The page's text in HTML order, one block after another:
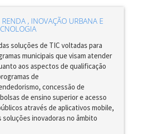
, INOVAÇÃO URBANA E
soluções de TIC voltadas para
municipais que visam atender
aos aspectos de qualificação
de
concessão de
de ensino superior e acesso
através de aplicativos mobile,
soluções inovadoras no âmbito